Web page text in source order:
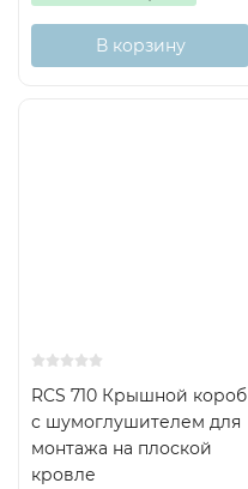
В корзину
RCS 710 Крышной короб
с шумоглушителем для
монтажа на плоской
кровле